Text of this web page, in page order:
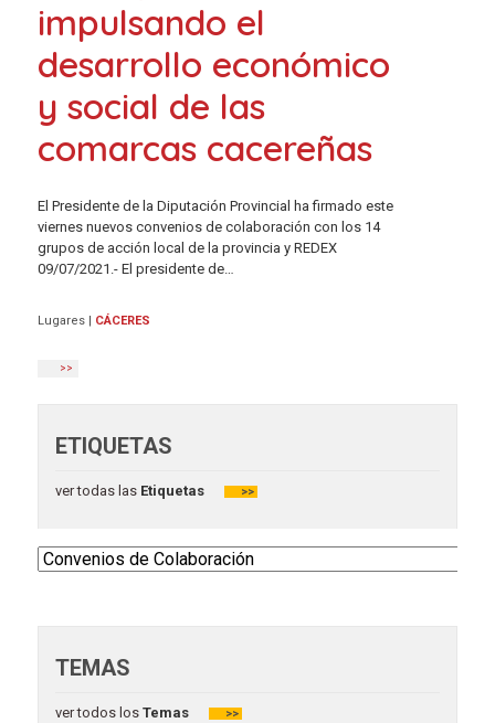
impulsando el
desarrollo económico
y social de las
comarcas cacereñas
El Presidente de la Diputación Provincial ha firmado este
viernes nuevos convenios de colaboración con los 14
grupos de acción local de la provincia y REDEX
09/07/2021.- El presidente de…
Lugares CÁCERES
>>
ETIQUETAS
ver todas las Etiquetas >>
TEMAS
ver todos losTemas >>